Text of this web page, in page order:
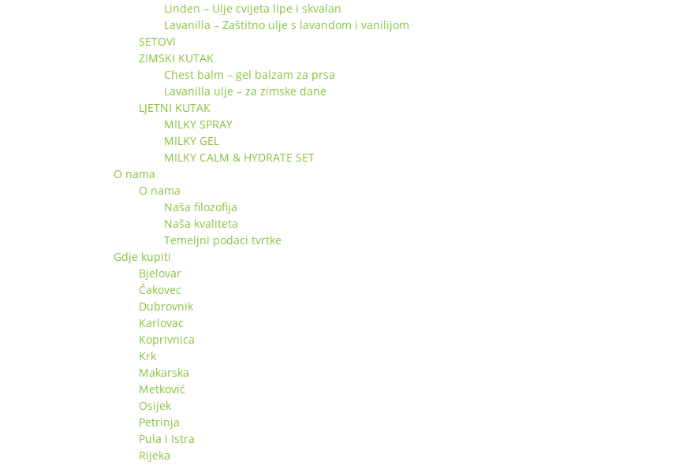
Linden – Ulje cvijeta lipe i skvalan
Lavanilla – Zaštitno ulje s lavandom i vanilijom
SETOVI
ZIMSKI KUTAK
Chest balm – gel balzam za prsa
Lavanilla ulje – za zimske dane
LJETNI KUTAK
MILKY SPRAY
MILKY GEL
MILKY CALM & HYDRATE SET
O nama
O nama
Naša filozofija
Naša kvaliteta
Temeljni podaci tvrtke
Gdje kupiti
Bjelovar
Čakovec
Dubrovnik
Karlovac
Koprivnica
Krk
Makarska
Metković
Osijek
Petrinja
Pula i Istra
Rijeka